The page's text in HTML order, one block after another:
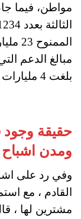
مواطن، فيما
مبالغ الدعم
بلغت 4 مليارات جنيه.
ومدن
وفي رد على
القادم ، مع
مشترين لها ،